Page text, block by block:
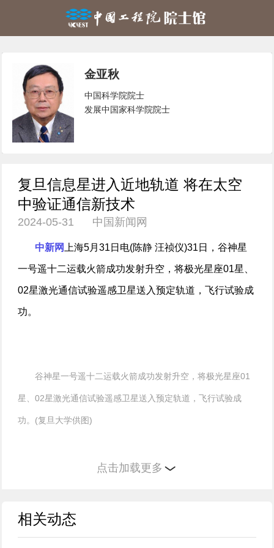
金亚秋
中国科学院院士
发展中国家科学院院士
复旦信息星进入近地轨道 将在太空
中验证通信新技术
2024-05-31 中国新闻网
中新网 上海5月31日电(陈静 汪祯仪)31日，谷神星
一号遥十二运载火箭成功发射升空，将极光星座01星、
02星激光通信试验遥感卫星送入预定轨道，飞行试验成
功。
谷神星一号遥十二运载火箭成功发射升空，将极光星座01
星、02星激光通信试验遥感卫星送入预定轨道，飞行试验成
功。(复旦大学供图)
其中，“极光星座01星”还有一个名字——复旦信息
家、信息学院教授金亚秋为之命名。
点击加载更多
相关动态